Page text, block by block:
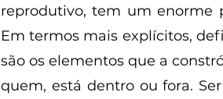
reprodutivo, tem um enorme
Em termos mais explícitos,
são os elementos que a
quem, está dentro ou fora.